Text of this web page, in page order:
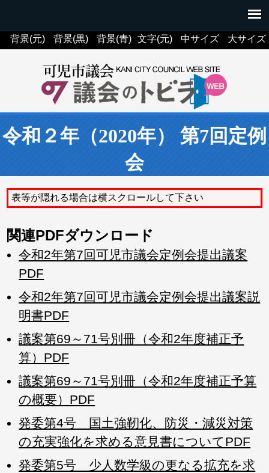
文字(元) 中サイズ 大サイズ
背景(元) 背景(黒) 背景(青)
令和２年（2020年） 第7回定例
会
表等が隠れる場合は横スクロールして下さい
関連PDFダウンロード
令和2年第7回可児市議会定例会提出議案
PDF
令和2年第7回可児市議会定例会提出議案説
明書PDF
議案第69～71号別冊（令和2年度補正予
算）PDF
議案第69～71号別冊（令和2年度補正予算
の概要）PDF
発委第4号 国土強靭化、防災・減災対策
の充実強化を求める意見書についてPDF
発委第5号 少人数学級の更なる拡充を求